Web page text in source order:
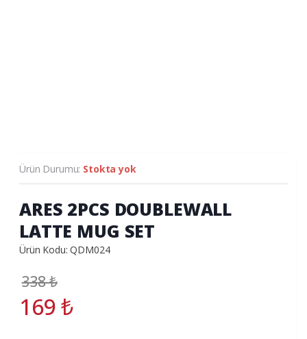
Ürün Durumu: Stokta yok
ARES 2PCS DOUBLEWALL
LATTE MUG SET
Ürün Kodu: QDM024
338₺
169₺